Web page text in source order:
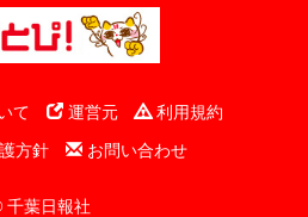
て 運営元
利用規約
方針
お問い合わせ
千葉日報社